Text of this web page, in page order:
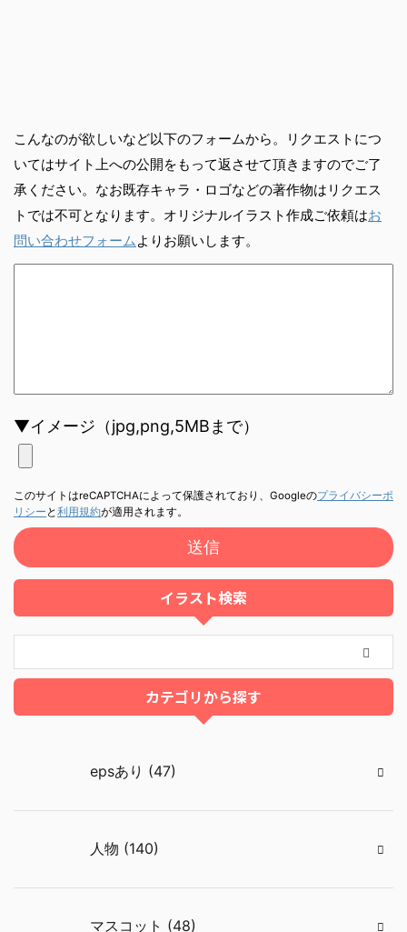
こんなのが欲しいなど以下のフォームから。リクエストにつ
いてはサイト上への公開をもって返させて頂きますのでご了
承ください。なお既存キャラ・ロゴなどの著作物はリクエス
トでは不可となります。オリジナルイラスト作成ご依頼はお
問い合わせフォーム よりお願いします。
▼イメージ（jpg,png,5MBまで）
このサイトはreCAPTCHAによって保護されており、Googleのプライバシーポ
リシー と利用規約が適用されます。
イラスト検索
カテゴリから探す
epsあり (47)
人物 (140)
マスコット (48)